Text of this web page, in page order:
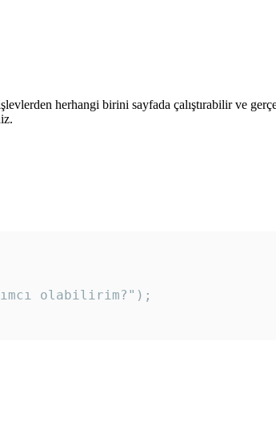
herhangi birini sayfada çalıştırabilir ve
olabilirim?");